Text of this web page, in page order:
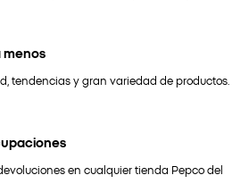
menos
tendencias y gran variedad de productos.
en cualquier tienda Pepco del